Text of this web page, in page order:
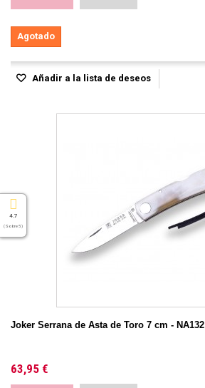
Agotado
Añadir a la lista de deseos
Joker Serrana de Asta de Toro 7 cm - NA132
63,95 €
4.7
( Sobre 5 )